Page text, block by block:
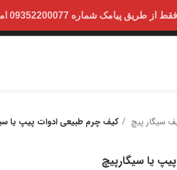
09352200077 امکان پذیر است.
سیگار پیچ کیف چرم طبیعی ادوات پیپ یا
یا سیگارپیچ